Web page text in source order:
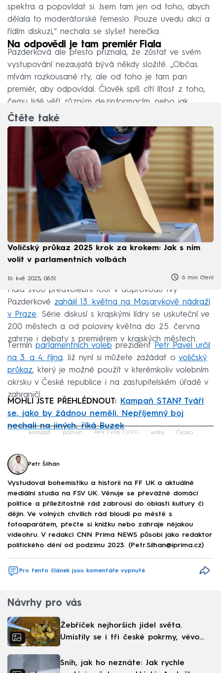
spektra a popovídat si. Jsem tam jen od toho, abych
dělala to moderátorské řemeslo. Pouze uvedu akci a
řídím diskuzi,“ nechala se slyšet herečka.
Na odpovědi je tam premiér Fiala
Pazderková ale přesto přiznala, že zůstat ve svém
vystupování nezaujatá bývá někdy složité. „Občas
mívám rozkousané rty, ale od toho je tam pan
premiér, aby odpovídal. Člověk spíš cítí lítost z toho,
čemu lidé věří, různým dezinformacím, nebo jak
vytrhávají věci z kontextu,“ dodala Pazderková.
Čtěte také
Voličský průkaz 2025 krok za krokem: Jak s ním
volit v parlamentních volbách
16. kvě 2025, 08:51 6 min čtení
Fiala svou předvolební tour v doprovodu Ivy
Pazderkové zahájil 13. května na Masarykově nádraží
v Praze. Série diskusí s krajskými lídry se uskuteční ve
200 městech a od poloviny května do 25. června
zahrne i debaty s premiérem v krajských městech.
Termín parlamentních voleb prezident
Petr Pavel určil
na 3. a 4. října. Již nyní si můžete zažádat o voličský
průkaz, který je možné použít v kterémkoliv volebním
okrsku v České republice i na zastupitelském úřadě v
zahraničí.
MOHLI JSTE PŘEHLÉDNOUT:
Kampaň STAN? Tváří
se, jako by žádnou neměli. Nepříjemný boj
nechali na jiných, říká Buzek
Failed to fetch
kampaň politika Petr Fiala (ODS) volby Česko
Petr Šilhán
Vystudoval bohemistiku a historii na FF UK a aktuálně
mediální studia na FSV UK. Věnuje se převážně domácí
politice a příležitostně rád zabrousí do oblasti kultury či
dějin. Ve volných chvílích rád bloudí po městě s
fotoaparátem, přečte si knížku nebo zahraje nějakou
videohru. V redakci CNN Prima NEWS působí jako redaktor
politického dění od podzimu 2023. (Petr.Silhan@iprima.cz)
Pro tento článek jsou komentáře vypnuté
Návrhy pro vás
Žebříček nejhorších jídel světa.
Umístily se i tři české pokrmy, vévodí
Sníh, jak ho neznáte: Jak rychle